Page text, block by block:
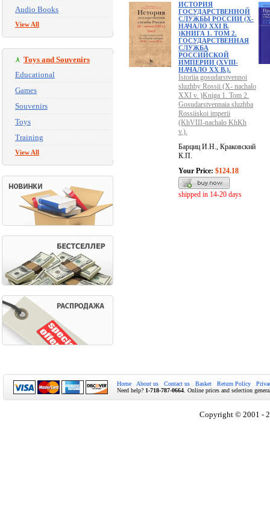
Audio Books
View All
Toys and Souvenirs
Educational
Games
Souvenirs
Toys
Training
View All
ИСТОРИЯ
ГОСУДАРСТВЕННОЙ
СЛУЖБЫ РОССИИ (X-
НАЧАЛО XXI В.
)КНИГА 1. ТОМ 2.
ГОСУДАРСТВЕННАЯ
СЛУЖБА
РОССИЙСКОЙ
ИМПЕРИИ (ХVIII-
НАЧАЛО ХХ В.).
Istoriia gosudarstvennoi
sluzhby Rossii (X- nachalo
XXI v. )Kniga 1. Tom 2.
Gosudarstvennaia sluzhba
Rossiiskoi imperii
(KhVIII-nachalo KhKh
v.).
Барциц И.Н., Краковский
К.П.
Your Price: $124.18
shipped in 14-20 days
Home About us Contact us Basket Return Policy
Need help? 1-718-787-0664 . Online prices and selection
Copyright © 2001 -